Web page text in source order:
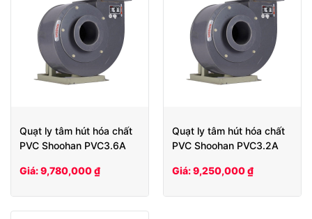
Quạt ly tâm hút hóa chất
PVC Shoohan PVC3.6A
Giá: 9,780,000 ₫
Quạt ly tâm hút hóa chất
PVC Shoohan PVC3.2A
Giá: 9,250,000 ₫